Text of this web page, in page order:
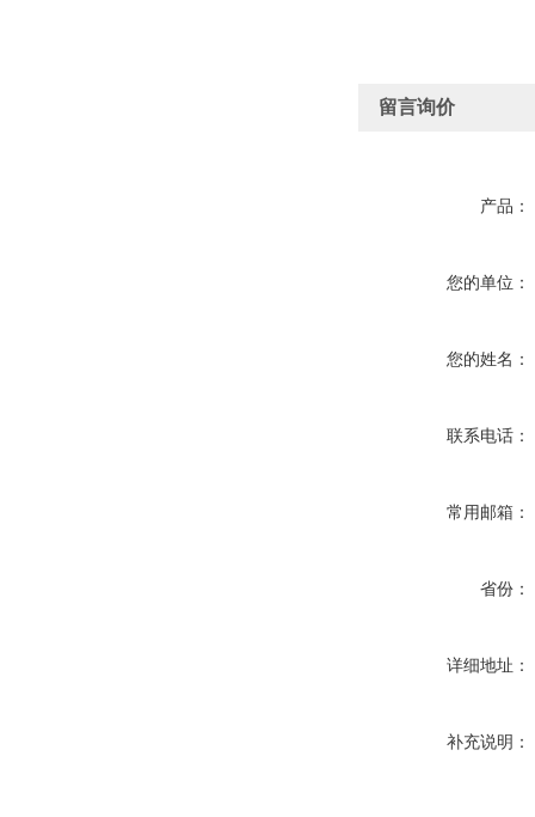
留言询价
产品：
您的单位：
您的姓名：
联系电话：
常用邮箱：
省份：
详细地址：
补充说明：